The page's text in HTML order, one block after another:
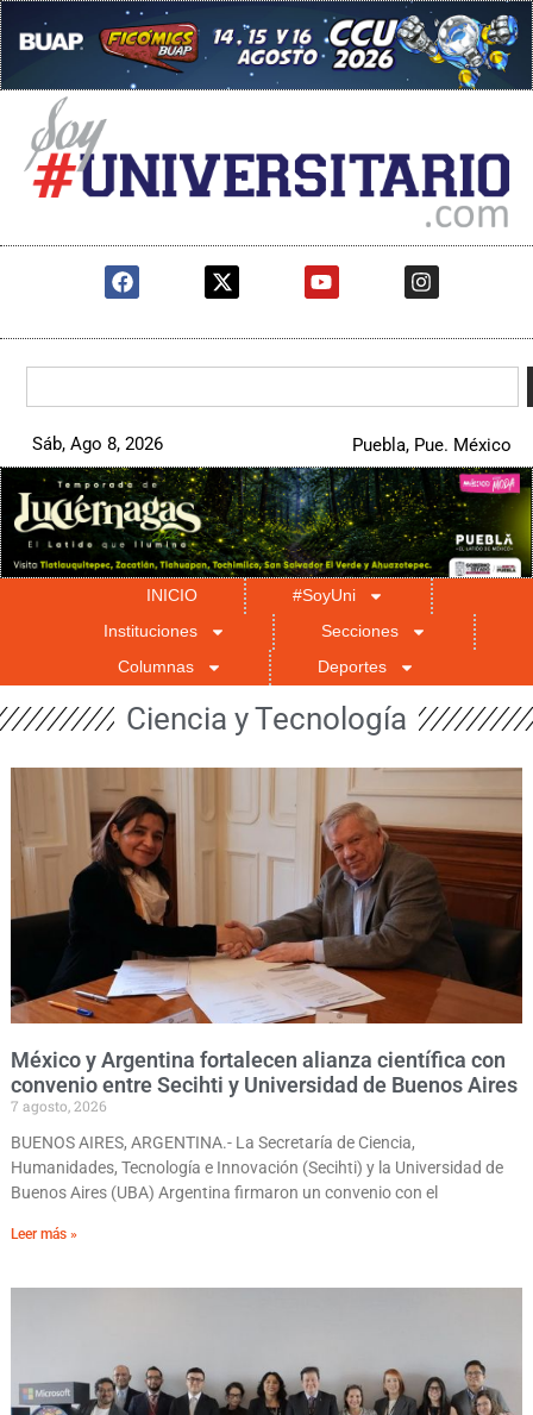
Sáb, Ago 8, 2026 Puebla, Pue. México
INICIO
#SoyUni
Instituciones
Secciones
Columnas
Deportes
Ciencia y Tecnología
México y Argentina fortalecen alianza científica con
convenio entre Secihti y Universidad de Buenos Aires
7 agosto, 2026
BUENOS AIRES, ARGENTINA.- La Secretaría de Ciencia,
Humanidades, Tecnología e Innovación (Secihti) y la Universidad de
Buenos Aires (UBA) Argentina firmaron un convenio con el
Leer más »